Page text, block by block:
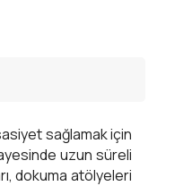
sağlamak için
uzun süreli
dokuma atölyeleri